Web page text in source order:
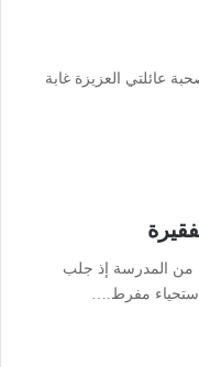
عائلتي العزيزة غابة
من المدرسة إذ جلب
مفرط.…